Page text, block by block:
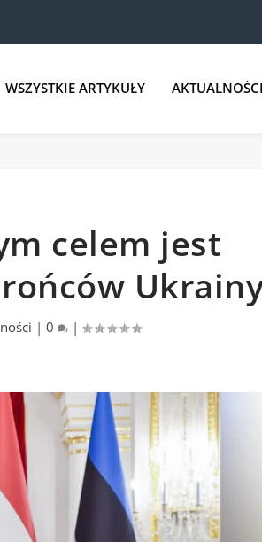
WSZYSTKIE ARTYKUŁY
celem jest
| 0 |